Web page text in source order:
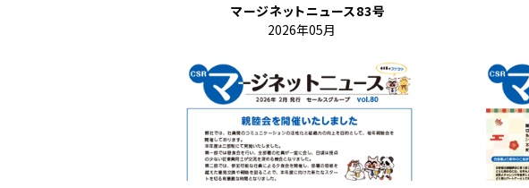
マージネットニュース83号
2026年05月